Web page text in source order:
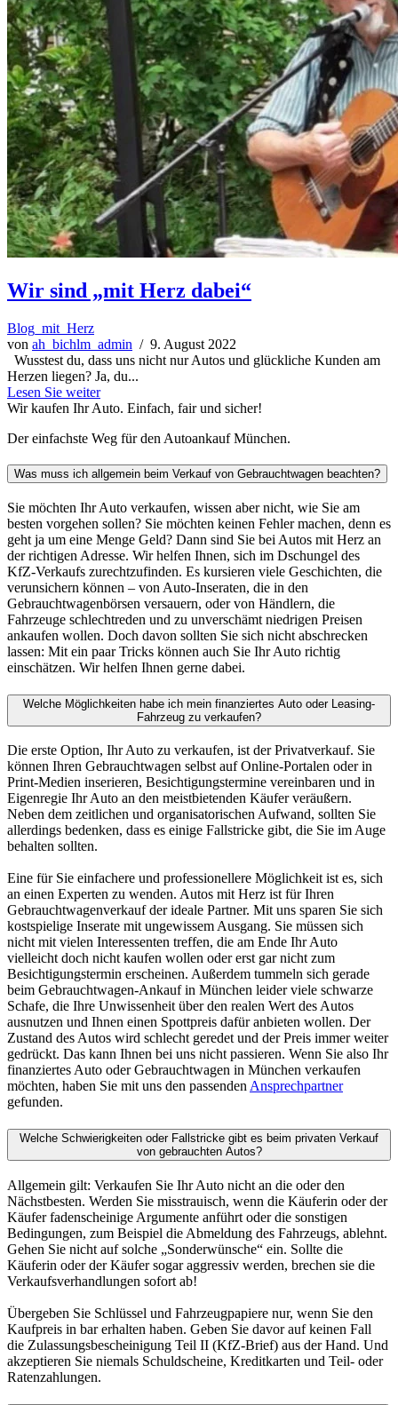
Wir sind „mit Herz dabei“
Blog_mit_Herz
von ah_bichlm_admin / 9. August 2022
Wusstest du, dass uns nicht nur Autos und glückliche Kunden am
Herzen liegen? Ja, du...
Lesen Sie weiter
Wir kaufen Ihr Auto. Einfach, fair und sicher!
Der einfachste Weg für den Autoankauf München.
Was muss ich allgemein beim Verkauf von Gebrauchtwagen beachten?
Sie möchten Ihr Auto verkaufen, wissen aber nicht, wie Sie am
besten vorgehen sollen? Sie möchten keinen Fehler machen, denn es
geht ja um eine Menge Geld? Dann sind Sie bei Autos mit Herz an
der richtigen Adresse. Wir helfen Ihnen, sich im Dschungel des
KfZ-Verkaufs zurechtzufinden. Es kursieren viele Geschichten, die
verunsichern können – von Auto-Inseraten, die in den
Gebrauchtwagenbörsen versauern, oder von Händlern, die
Fahrzeuge schlechtreden und zu unverschämt niedrigen Preisen
ankaufen wollen. Doch davon sollten Sie sich nicht abschrecken
lassen: Mit ein paar Tricks können auch Sie Ihr Auto richtig
einschätzen. Wir helfen Ihnen gerne dabei.
Welche Möglichkeiten habe ich mein finanziertes Auto oder Leasing-
Fahrzeug zu verkaufen?
Die erste Option, Ihr Auto zu verkaufen, ist der Privatverkauf. Sie
können Ihren Gebrauchtwagen selbst auf Online-Portalen oder in
Print-Medien inserieren, Besichtigungstermine vereinbaren und in
Eigenregie Ihr Auto an den meistbietenden Käufer veräußern.
Neben dem zeitlichen und organisatorischen Aufwand, sollten Sie
allerdings bedenken, dass es einige Fallstricke gibt, die Sie im Auge
behalten sollten.
Eine für Sie einfachere und professionellere Möglichkeit ist es, sich
an einen Experten zu wenden. Autos mit Herz ist für Ihren
Gebrauchtwagenverkauf der ideale Partner. Mit uns sparen Sie sich
kostspielige Inserate mit ungewissem Ausgang. Sie müssen sich
nicht mit vielen Interessenten treffen, die am Ende Ihr Auto
vielleicht doch nicht kaufen wollen oder erst gar nicht zum
Besichtigungstermin erscheinen. Außerdem tummeln sich gerade
beim Gebrauchtwagen-Ankauf in München leider viele schwarze
Schafe, die Ihre Unwissenheit über den realen Wert des Autos
ausnutzen und Ihnen einen Spottpreis dafür anbieten wollen. Der
Zustand des Autos wird schlecht geredet und der Preis immer weiter
gedrückt. Das kann Ihnen bei uns nicht passieren. Wenn Sie also Ihr
finanziertes Auto oder Gebrauchtwagen in München verkaufen
möchten, haben Sie mit uns den passendenAnsprechpartner
gefunden.
Welche Schwierigkeiten oder Fallstricke gibt es beim privaten Verkauf
von gebrauchten Autos?
Allgemein gilt: Verkaufen Sie Ihr Auto nicht an die oder den
Nächstbesten. Werden Sie misstrauisch, wenn die Käuferin oder der
Käufer fadenscheinige Argumente anführt oder die sonstigen
Bedingungen, zum Beispiel die Abmeldung des Fahrzeugs, ablehnt.
Gehen Sie nicht auf solche „Sonderwünsche“ ein. Sollte die
Käuferin oder der Käufer sogar aggressiv werden, brechen sie die
Verkaufsverhandlungen sofort ab!
Übergeben Sie Schlüssel und Fahrzeugpapiere nur, wenn Sie den
Kaufpreis in bar erhalten haben. Geben Sie davor auf keinen Fall
die Zulassungsbescheinigung Teil II (KfZ-Brief) aus der Hand. Und
akzeptieren Sie niemals Schuldscheine, Kreditkarten und Teil- oder
Ratenzahlungen.